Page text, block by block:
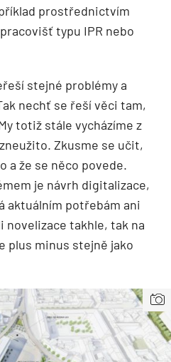
prostřednictvím
typu IPR nebo
stejné problémy a
nechť se řeší věci tam,
totiž stále vycházíme z
Zkusme se učit,
a že se něco povede.
je návrh digitalizace,
aktuálním potřebám ani
novelizace takhle, tak na
plus minus stejně jako